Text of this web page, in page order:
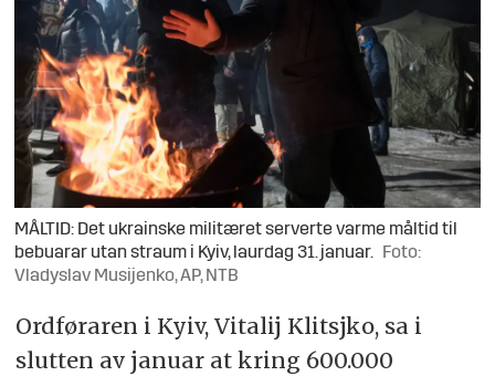
MÅLTID: Det ukrainske militæret serverte varme måltid til
bebuarar utan straum i Kyiv, laurdag 31. januar.
Foto:
Vladyslav Musijenko, AP, NTB
Ordføraren i Kyiv, Vitalij Klitsjko, sa i
slutten av januar at kring 600.000